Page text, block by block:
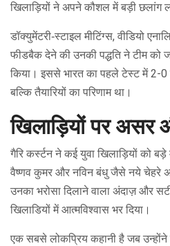
खिलाड़ियों ने अपने कौशल में बड़ी छलांग
डॉक्युमेंटरी‑स्टाइल मीटिंग्स, वीडियो
फीडबैक देने की उनकी पद्धति ने टीम को
किया। इससे भारत का पहले टेस्ट में 2-0
बल्कि तैयारियों का परिणाम था।
खिलाड़ियों पर असर
गैरि कर्स्टन ने कई युवा खिलाड़ियों को बड़े
वैष्णव कुमर और नविन बंधु जैसे नये चेहरे
उनका भरोसा दिलाने वाला अंदाज़ और
खिलाडियों में आत्मविश्वास भर दिया।
एक सबसे लोकप्रिय कहानी है जब उन्होंने